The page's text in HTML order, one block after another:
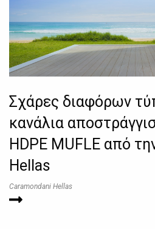
Σχάρες διαφόρων
κανάλια
HDPE MUFLE από
Hellas
Caramondani Hellas